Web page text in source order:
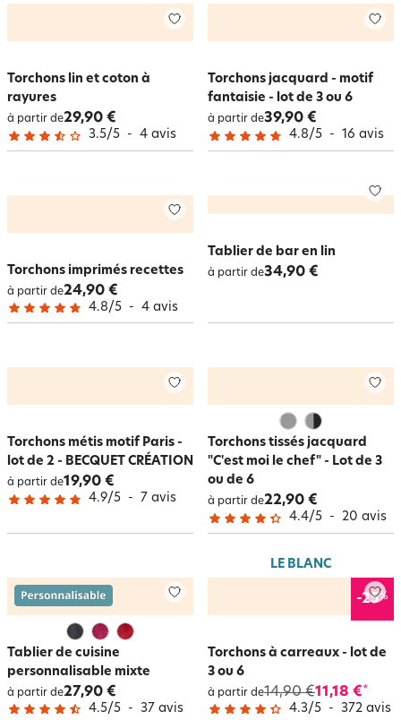
Torchons lin et coton à
rayures
à partir de29,90 €
3.5/5 - 4 avis
Torchons jacquard - motif
fantaisie - lot de 3 ou 6
à partir de39,90 €
4.8/5 - 16 avis
Torchons imprimés recettes
à partir de24,90 €
4.8/5 - 4 avis
Tablier de bar en lin
à partir de34,90 €
Torchons métis motif Paris -
lot de 2 - BECQUET CRÉATION
à partir de19,90 €
4.9/5 - 7 avis
Torchons tissés jacquard
"C'est moi le chef" - Lot de 3
ou de 6
à partir de22,90 €
4.4/5 - 20 avis
Tablier de cuisine
personnalisable mixte
à partir de27,90 €
4.5/5 - 37 avis
LE BLANC
-25%
Torchons à carreaux - lot de
3 ou 6
à partir de14,90 €11,18 €*
4.3/5 - 372 avis